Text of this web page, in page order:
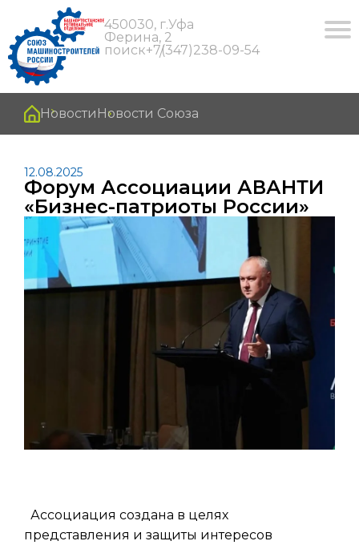
450030, г.Уфа
Ферина, 2
поиск+7(347)238-09-54
Новости Новости Союза
12.08.2025
Форум Ассоциации АВАНТИ
«Бизнес-патриоты России»
Ассоциация создана в целях
представления и защиты интересов